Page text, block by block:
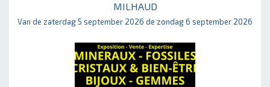
MILHAUD
Van de zaterdag 5 september 2026 de zondag 6 september 2026